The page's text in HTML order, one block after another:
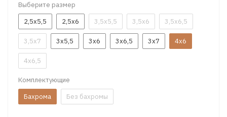
Выберите размер
2,5x5,5
2,5x6 3,5x5,5 3,5x6 3,5x6,5
3,5x7 3x5,5 3x6 3x6,5 3x7 4x6
4x6,5
Комплектующие
Бахрома
Без бахромы